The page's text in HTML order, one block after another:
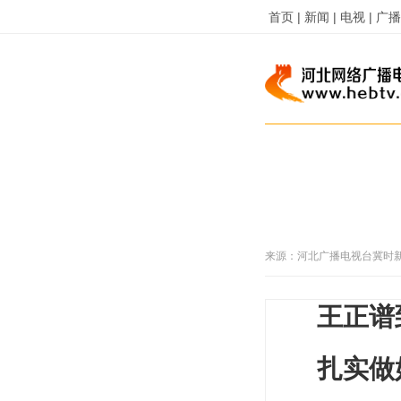
首页 | 新闻 | 电视 | 广
来源： 河北广播电视台冀时
王正
扎实